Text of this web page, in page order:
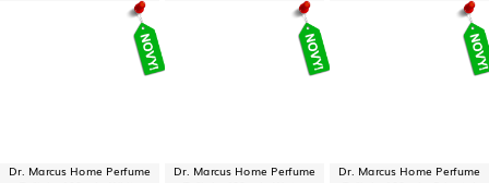
Dr. Marcus Home Perfume Dr. Marcus Home Perfume Dr. Marcus Home Perfume